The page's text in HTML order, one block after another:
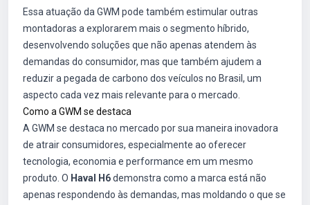
Essa atuação da GWM pode também estimular outras
montadoras a explorarem mais o segmento híbrido,
desenvolvendo soluções que não apenas atendem às
demandas do consumidor, mas que também ajudem a
reduzir a pegada de carbono dos veículos no Brasil, um
aspecto cada vez mais relevante para o mercado.
Como a GWM se destaca
A GWM se destaca no mercado por sua maneira inovadora
de atrair consumidores, especialmente ao oferecer
tecnologia, economia e performance em um mesmo
produto. O Haval H6demonstra como a marca está não
apenas respondendo às demandas, mas moldando o que se